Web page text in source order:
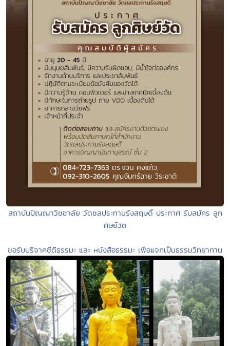
สถาบันปัญญาวิชชาลัย วัดชลประทานรังสฤษดิ์ ประกาศ รับสมัคร ลูก
ศิษย์วัด
ขอรับบริจาคซีดีธรรมะ และ หนังสือธรรมะ เพื่อแจกเป็นธรรมวิทยาทาน